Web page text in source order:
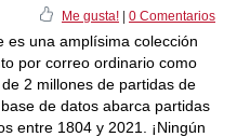
Me gusta! 0 Comentarios
es una amplísima colección
por correo ordinario como
2 millones de partidas de
de datos abarca partidas
entre 1804 y 2021. ¡Ningún